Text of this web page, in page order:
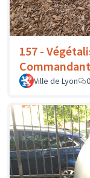
157 -
Ville de Lyon 0